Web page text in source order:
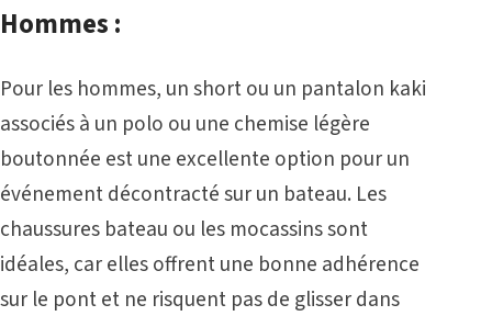
Hommes :
Pour les hommes, un short ou un pantalon kaki
associés à un polo ou une chemise légère
boutonnée est une excellente option pour un
événement décontracté sur un bateau. Les
chaussures bateau ou les mocassins sont
idéales, car elles offrent une bonne adhérence
sur le pont et ne risquent pas de glisser dans